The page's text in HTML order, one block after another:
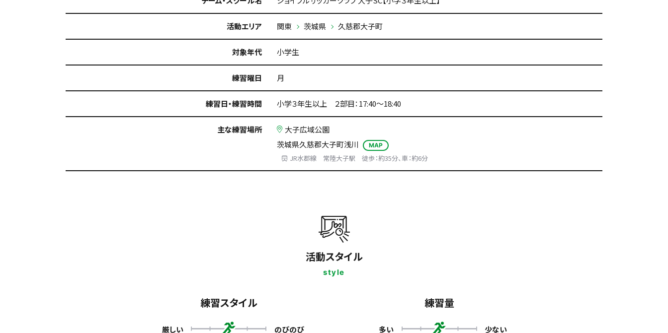
活動エリア 関東 茨城県 久慈郡大子町
対象年代 小学生
練習曜日 月
練習日・練習時間 小学３年生以上 ２部目：17:40～18:40
主な練習場所
大子広域公園
茨城県久慈郡大子町浅川
MAP
JR水郡線 常陸大子駅 徒歩：約35分、車：約6分
活動スタイル
style
練習スタイル
厳しい のびのび
練習量
多い 少ない